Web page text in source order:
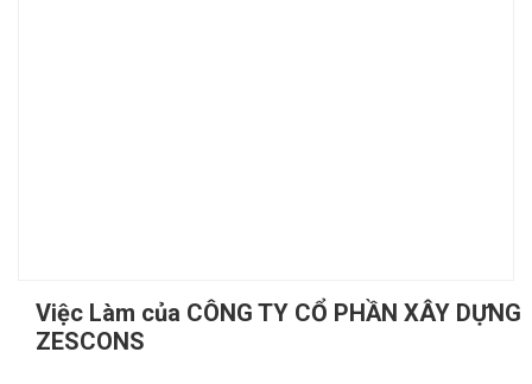
Việc Làm của CÔNG TY CỔ PHẦN XÂY DỰNG
ZESCONS